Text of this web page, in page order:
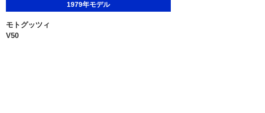
1979年モデル
モトグッツィ
V50